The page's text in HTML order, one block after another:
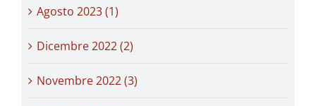
Agosto 2023 (1)
Dicembre 2022 (2)
Novembre 2022 (3)